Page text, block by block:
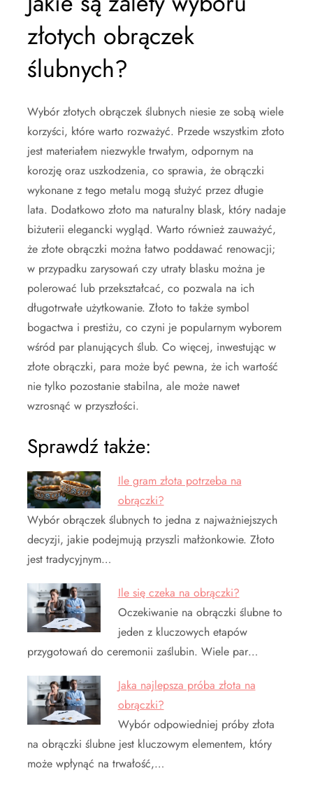
złotych obrączek
ślubnych?
Wybór złotych obrączek ślubnych niesie ze sobą wiele
korzyści, które warto rozważyć. Przede wszystkim złoto
jest materiałem niezwykle trwałym, odpornym na
korozję oraz uszkodzenia, co sprawia, że obrączki
wykonane z tego metalu mogą służyć przez długie
lata. Dodatkowo złoto ma naturalny blask, który nadaje
biżuterii elegancki wygląd. Warto również zauważyć,
że złote obrączki można łatwo poddawać renowacji;
w przypadku zarysowań czy utraty blasku można je
polerować lub przekształcać, co pozwala na ich
długotrwałe użytkowanie. Złoto to także symbol
bogactwa i prestiżu, co czyni je popularnym wyborem
wśród par planujących ślub. Co więcej, inwestując w
złote obrączki, para może być pewna, że ich wartość
nie tylko pozostanie stabilna, ale może nawet
wzrosnąć w przyszłości.
Sprawdź także:
Ile gram złota potrzeba na
obrączki?
Wybór obrączek ślubnych to jedna z najważniejszych
decyzji, jakie podejmują przyszli małżonkowie. Złoto
jest tradycyjnym…
Ile się czeka na obrączki?
Oczekiwanie na obrączki ślubne to
jeden z kluczowych etapów
przygotowań do ceremonii zaślubin. Wiele par…
Jaka najlepsza próba złota na
obrączki?
Wybór odpowiedniej próby złota
na obrączki ślubne jest kluczowym elementem, który
może wpłynąć na trwałość,…